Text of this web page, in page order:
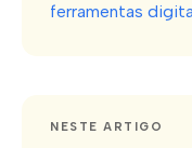
ferramentas
NESTE ARTIGO